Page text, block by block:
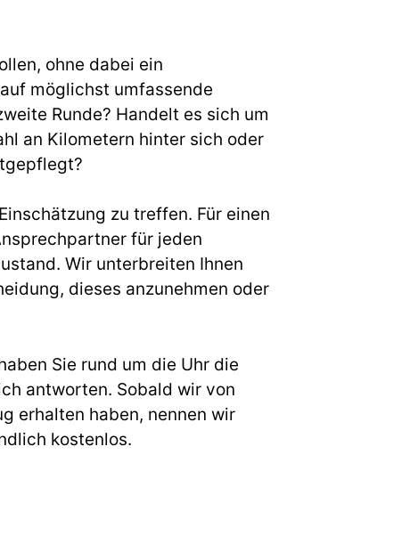
ohne dabei ein
möglichst umfassende
Runde? Handelt es sich um
an Kilometern hinter sich oder
zu treffen. Für einen
für jeden
Wir unterbreiten Ihnen
dieses anzunehmen oder
Sie rund um die Uhr die
antworten. Sobald wir von
erhalten haben, nennen wir
kostenlos.